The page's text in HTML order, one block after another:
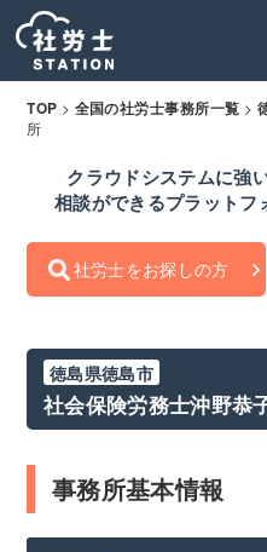
TOP > 全国の社労士事務所一覧 >
所
クラウドシステムに強
相談ができるプラットフ
社労士をお探しの方
徳島県徳島市
社会保険労務士沖野恭
事務所基本情報